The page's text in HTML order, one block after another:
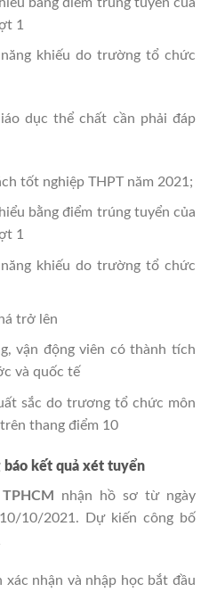
1
khiếu do trường tổ chức
dục thể chất cần phải đáp
tốt nghiệp THPT năm 2021;
bằng điểm trúng tuyển của
1
khiếu do trường tổ chức
trở lên
vận động viên có thành tích
và quốc tế
sắc do trương tổ chức môn
thang điểm 10
báo kết quả xét tuyển
nhận hồ sơ từ ngày
10/2021. Dự kiến công bố
nhận và nhập học bắt đầu